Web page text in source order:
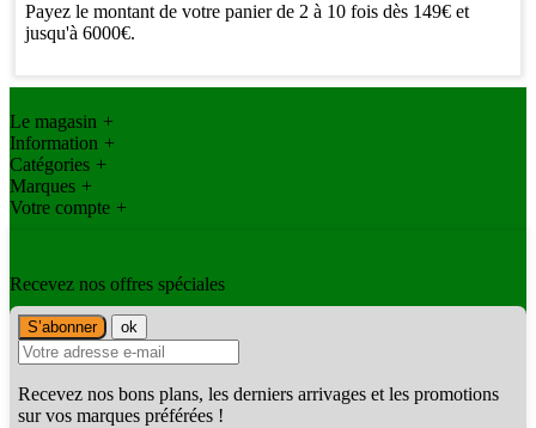
Payez le montant de votre panier de 2 à 10 fois dès 149€ et
jusqu'à 6000€.
Le magasin +
Information +
Catégories +
Marques +
Votre compte +
Recevez nos offres spéciales
Recevez nos bons plans, les derniers arrivages et les promotions
sur vos marques préférées !